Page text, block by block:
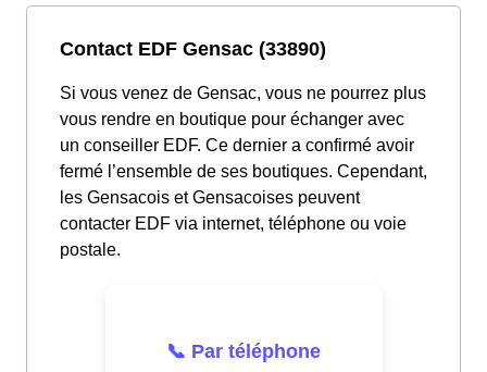
Contact EDF Gensac (33890)
Si vous venez de Gensac, vous ne pourrez plus
vous rendre en boutique pour échanger avec
un conseiller EDF. Ce dernier a confirmé avoir
fermé l’ensemble de ses boutiques. Cependant,
les Gensacois et Gensacoises peuvent
contacter EDF via internet, téléphone ou voie
postale.
📞 Par téléphone